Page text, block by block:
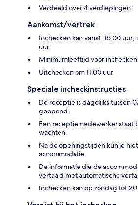
Verdeeld over 4 verdiepingen
Aankomst/vertrek
Inchecken kan vanaf: 15.00
uur
Minimumleeftijd voor
Uitchecken om 11.00 uur
Speciale incheckinstructies
De receptie is dagelijks tussen
geopend.
Een receptiemedewerker staat
wachten.
Na de openingstijden kun je
accommodatie.
De informatie die de
vertaald met automatische
Inchecken kan op zondag tot